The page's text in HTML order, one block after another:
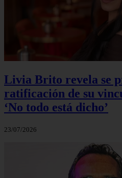
Livia Brito revela se
ratificación de su
‘No todo está dicho’
23/07/2026